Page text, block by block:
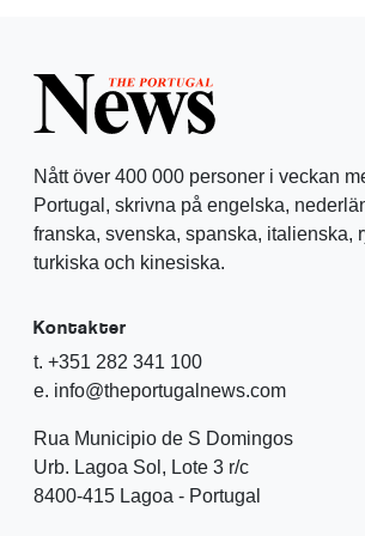
Nått över 400 000 personer i veckan
Portugal, skrivna på engelska,
franska, svenska, spanska, italienska,
turkiska och kinesiska.
Kontakter
t. +351 282 341 100
e. info@theportugalnews.com
Rua Municipio de S Domingos
Urb. Lagoa Sol, Lote 3 r/c
8400-415 Lagoa - Portugal